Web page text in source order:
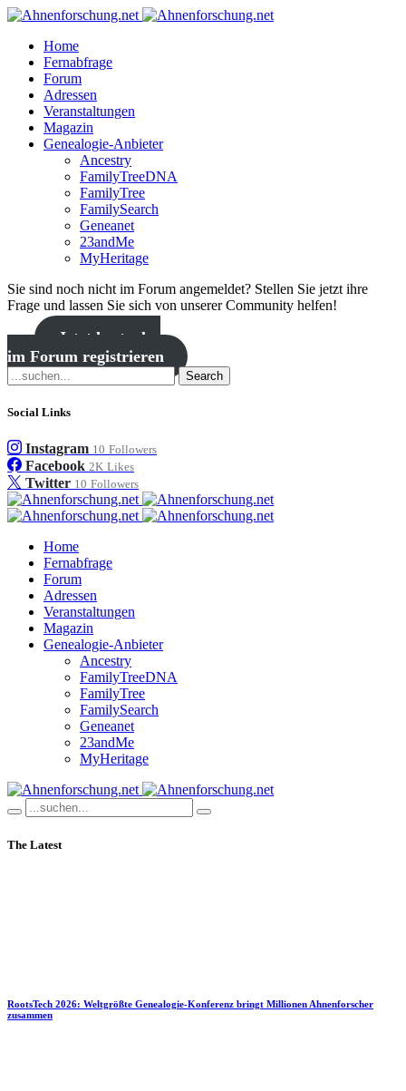
Home
Fernabfrage
Forum
Adressen
Veranstaltungen
Magazin
Genealogie-Anbieter
Ancestry
FamilyTreeDNA
FamilyTree
FamilySearch
Geneanet
23andMe
MyHeritage
Sie sind noch nicht im Forum angemeldet? Stellen Sie jetzt ihre
Frage und lassen Sie sich von unserer Community helfen!
Jetzt kostenlos
im Forum registrieren
Search
Social Links
Instagram 10 Followers
Facebook 2K Likes
Twitter 10 Followers
Home
Fernabfrage
Forum
Adressen
Veranstaltungen
Magazin
Genealogie-Anbieter
Ancestry
FamilyTreeDNA
FamilyTree
FamilySearch
Geneanet
23andMe
MyHeritage
The Latest
RootsTech 2026: Weltgrößte Genealogie-Konferenz bringt Millionen Ahnenforscher
zusammen